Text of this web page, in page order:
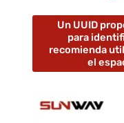
Un UUID
para
recomienda
el